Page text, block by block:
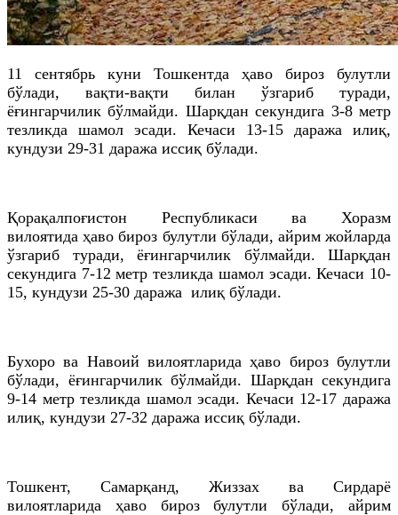
11 сентябрь куни Тошкентда ҳаво бироз булутли
бўлади, вақти-вақти билан ўзгариб туради,
ёғингарчилик бўлмайди. Шарқдан секундига 3-8 метр
тезликда шамол эсади. Кечаси 13-15 даража илиқ,
кундузи 29-31 даража иссиқ бўлади.
Қорақалпоғистон Республикаси ва Хоразм
вилоятида ҳаво бироз булутли бўлади, айрим жойларда
ўзгариб туради, ёғингарчилик бўлмайди. Шарқдан
секундига 7-12 метр тезликда шамол эсади. Кечаси 10-
15, кундузи 25-30 даража илиқ бўлади.
Бухоро ва Навоий вилоятларида ҳаво бироз булутли
бўлади, ёғингарчилик бўлмайди. Шарқдан секундига
9-14 метр тезликда шамол эсади. Кечаси 12-17 даража
илиқ, кундузи 27-32 даража иссиқ бўлади.
Тошкент, Самарқанд, Жиззах ва Сирдарё
вилоятларида ҳаво бироз булутли бўлади, айрим